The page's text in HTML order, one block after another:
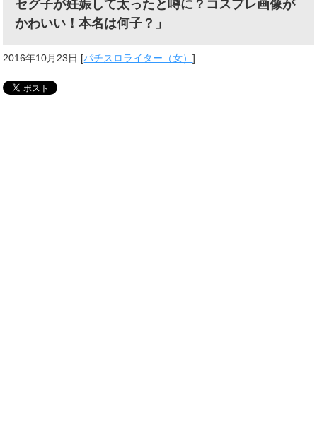
セグ子が妊娠して太ったと噂に？コスプレ画像が
かわいい！本名は何子？」
2016年10月23日 [パチスロライター（女）]